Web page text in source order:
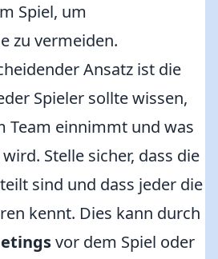
Spiel, um
zu vermeiden.
Ansatz ist die
Spieler sollte wissen,
Team einnimmt und was
Stelle sicher, dass die
sind und dass jeder die
kennt. Dies kann durch
vor dem Spiel oder